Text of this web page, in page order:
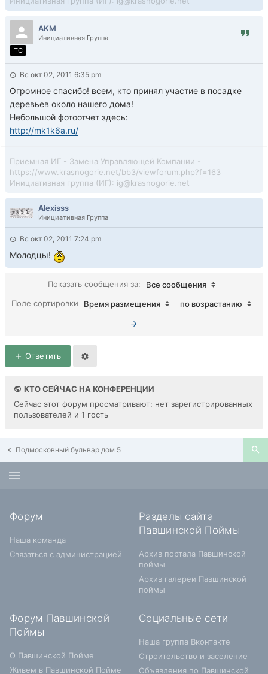
АКМ
Инициативная Группа
TC
Вс окт 02, 2011 6:35 pm
Огромное спасибо! всем, кто принял участие в посадке
деревьев около нашего дома!
Небольшой фотоотчет здесь:
http://mk1k6a.ru/
Приемная ИГ - Замена Управляющей Компании -
https://www.krasnogorie.net/bb3/viewforum.php?f=163
Инициативная группа (ИГ): ig@krasnogorie.net
Alexisss
Инициативная Группа
Вс окт 02, 2011 7:24 pm
Молодцы!
Показать сообщения за:
Все сообщения
Поле сортировки
Время размещения по возрастанию
Ответить
КТО СЕЙЧАС НА КОНФЕРЕНЦИИ
Сейчас этот форум просматривают: нет зарегистрированных
пользователей и 1 гость
Подмосковный бульвар дом 5
Форум
Наша команда
Связаться с администрацией
Разделы сайта
Павшинской Поймы
Архив портала Павшинской
поймы
Архив галереи Павшинской
поймы
Форум Павшинской
Поймы
О Павшинской Пойме
Живем в Павшинской Пойме
Социальные сети
Наша группа Вконтакте
Строительство и заселение
Объявления по Павшинской